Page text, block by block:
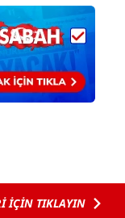
İÇİN TIKLAYIN